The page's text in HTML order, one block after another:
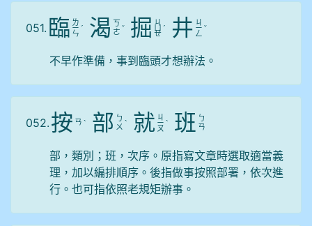
051. 臨 ㄌ
ㄧ
ㄣ
ˊ 渴 ㄎ
ㄜ ˇ 掘 ㄐ
ㄩ
ㄝ
ˊ 井 ㄐ
ㄧ
ㄥ
ˇ
不早作準備，事到臨頭才想辦法。
052. 按 ㄢ ˋ 部 ㄅ
ㄨ ˋ 就 ㄐ
ㄧ
ㄡ
ˋ 班 ㄅ
ㄢ
部，類別；班，次序。原指寫文章時選取適當義
理，加以編排順序。後指做事按照部署，依次進
行。也可指依照老規矩辦事。